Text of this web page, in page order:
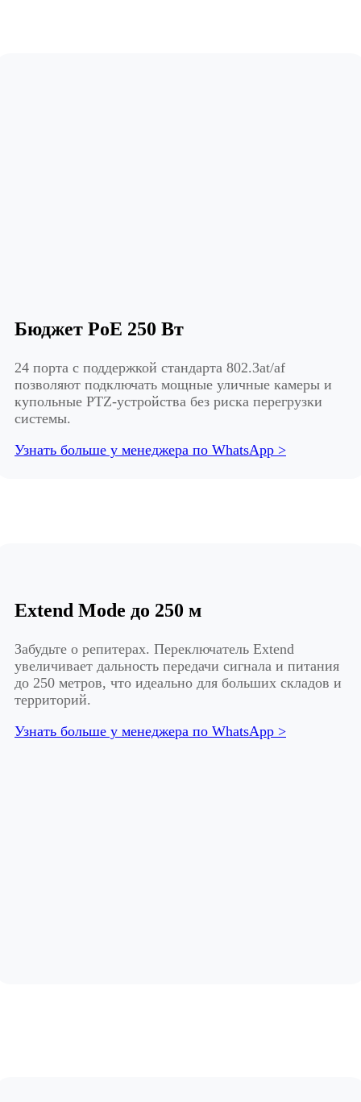
Бюджет PoE 250 Вт
24 порта с поддержкой стандарта 802.3at/af
позволяют подключать мощные уличные камеры и
купольные PTZ-устройства без риска перегрузки
системы.
Узнать больше у менеджера по WhatsApp >
Extend Mode до 250 м
Забудьте о репитерах. Переключатель Extend
увеличивает дальность передачи сигнала и питания
до 250 метров, что идеально для больших складов и
территорий.
Узнать больше у менеджера по WhatsApp >